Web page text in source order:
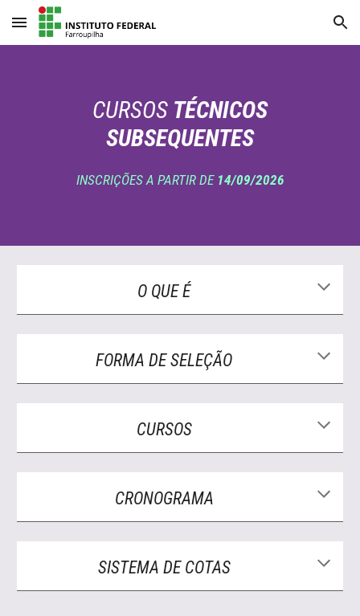
Skip to main content Skip to navigation
CURSOS TÉCNICOS
SUBSEQUENTES
INSCRIÇÕES A PARTIR DE 14/09/2026
O QUE É
FORMA DE SELEÇÃO
CURSOS
CRONOGRAMA
SISTEMA DE COTAS